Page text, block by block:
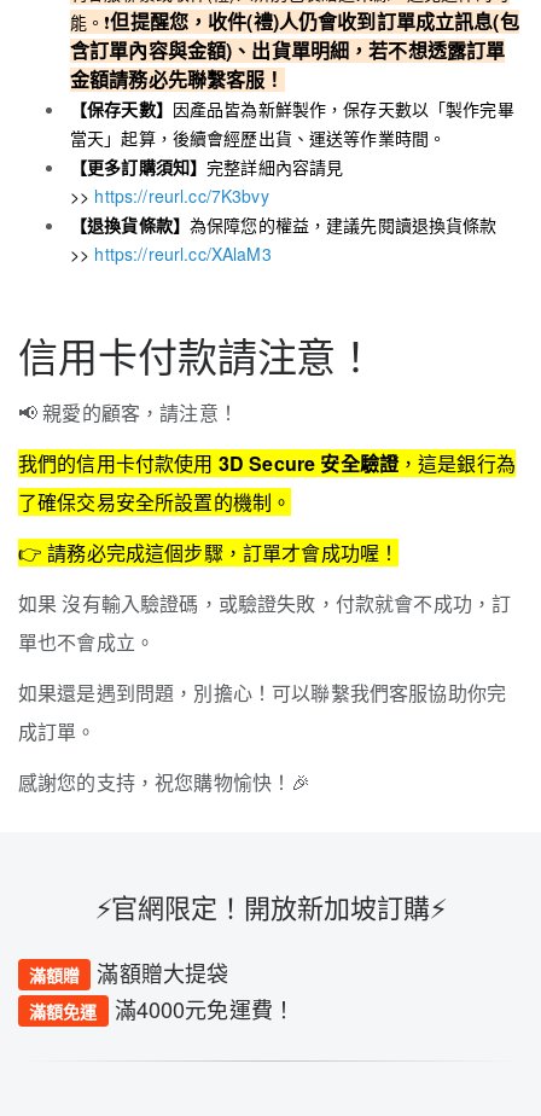
能。❗️但提醒您，收件(禮)人仍會收到訂單成立訊息(包
含訂單內容與金額)、出貨單明細，若不想透露訂單
金額請務必先聯繫客服！
【保存天數】 因產品皆為新鮮製作，保存天數以「製作完畢
當天」起算，後續會經歷出貨、運送等作業時間。
【更多訂購須知】完整詳細內容請見
>> https://reurl.cc/7K3bvy
【退換貨條款】 為保障您的權益，建議先閱讀退換貨條款
>> https://reurl.cc/XAlaM3
信用卡付款請注意！
📢 親愛的顧客，請注意！
我們的信用卡付款使用 3D Secure 安全驗證，這是銀行為
了確保交易安全所設置的機制。
👉 請務必完成這個步驟，訂單才會成功喔！
如果 沒有輸入驗證碼，或驗證失敗，付款就會不成功，訂
單也不會成立。
如果還是遇到問題，別擔心！可以聯繫我們客服協助你完
成訂單。
感謝您的支持，祝您購物愉快！🎉
⚡️官網限定！開放新加坡訂購⚡️
滿額贈 滿額贈大提袋
滿額免運 滿4000元免運費！